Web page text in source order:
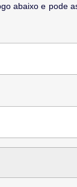
abaixo e pode